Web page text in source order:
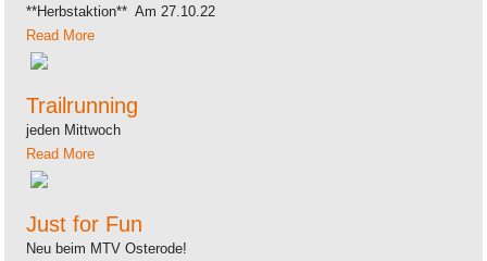
**Herbstaktion** Am 27.10.22
Read More
Trailrunning
jeden Mittwoch
Read More
Just for Fun
Neu beim MTV Osterode!